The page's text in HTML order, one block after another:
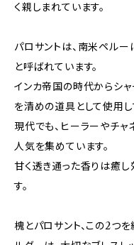
く親しまれています。
パロサントは、南米ペルー
と呼ばれています。
インカ帝国の時代からシ
を清めの道具として使用し
現代でも、ヒーラーやチャ
人気を集めています。
甘く透き通った香りは癒し
す。
槐とパロサント、この2つ